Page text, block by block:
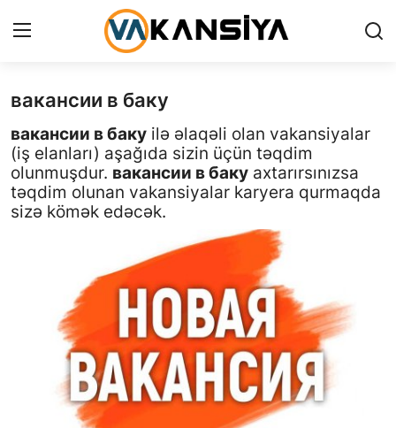
Login
Главная страница
Вакансия
вакансии в баку
вакансии в баку ilə əlaqəli olan vakansiyalar
(iş elanları) aşağıda sizin üçün təqdim
olunmuşdur. вакансии в баку axtarırsınızsa
təqdim olunan vakansiyalar karyera qurmaqda
sizə kömək edəcək.